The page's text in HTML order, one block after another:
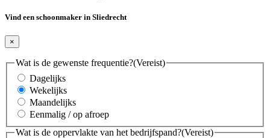
Vind een schoonmaker in Sliedrecht
×
Wat is de gewenste frequentie?(Vereist)
Dagelijks
Wekelijks
Maandelijks
Eenmalig / op afroep
Wat is de oppervlakte van het bedrijfspand?(Vereist)